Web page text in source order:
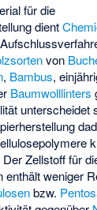
für die
dient
von
, Bambus,
Baumwolllinters
unterscheidet
Zellstoff für
enthält weniger
bzw.